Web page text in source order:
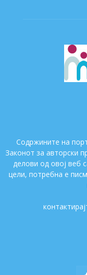
Содржините на
Законот за авторски
делови од овој веб
цели, потребна е